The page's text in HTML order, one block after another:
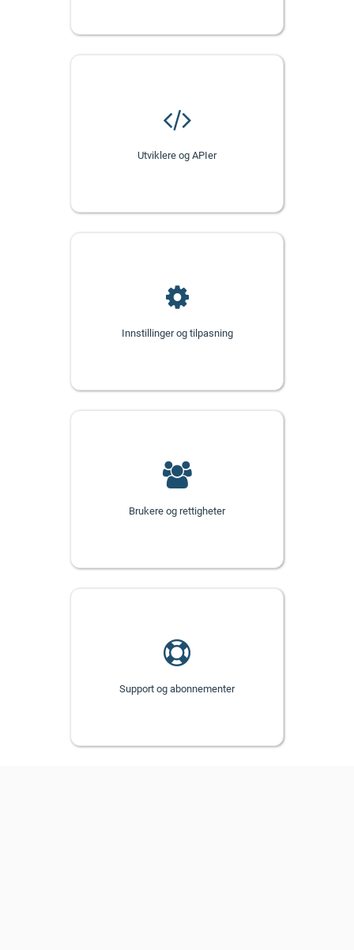
Utviklere og APIer
Innstillinger og tilpasning
Brukere og rettigheter
Support og abonnementer